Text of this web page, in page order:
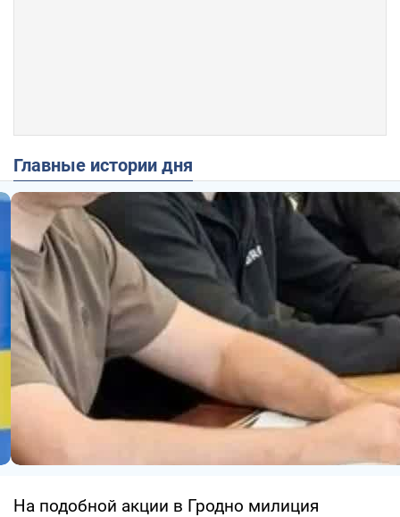
Главные истории дня
На подобной акции в Гродно милиция